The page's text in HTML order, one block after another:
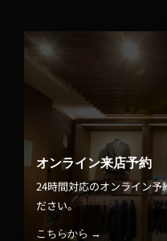
オンライン来店予約
24時間対応のオンライン予
ださい。
こちらから →